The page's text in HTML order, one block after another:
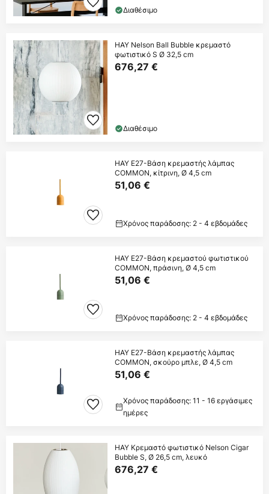
Διαθέσιμο
HAY Nelson Ball Bubble κρεμαστό
φωτιστικό S Ø 32,5 cm
676,27 €
Διαθέσιμο
HAY E27-Βάση κρεμαστής λάμπας
COMMON, κίτρινη, Ø 4,5 cm
51,06 €
Χρόνος παράδοσης: 2 - 4 εβδομάδες
HAY E27-Βάση κρεμαστού φωτιστικού
COMMON, πράσινη, Ø 4,5 cm
51,06 €
Χρόνος παράδοσης: 2 - 4 εβδομάδες
HAY E27-Βάση κρεμαστής λάμπας
COMMON, σκούρο μπλε, Ø 4,5 cm
51,06 €
Χρόνος παράδοσης: 11 - 16 εργάσιμες
ημέρες
HAY Κρεμαστό φωτιστικό Nelson Cigar
Bubble S, Ø 26,5 cm, λευκό
676,27 €